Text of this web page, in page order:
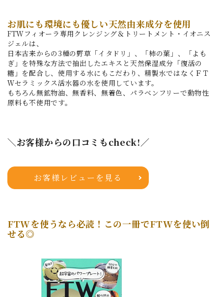
お肌にも環境にも優しい天然由来成分を使用
FTWフィオーラ専用クレンジング＆トリートメント・イオニス
ジェルは、
日本古来からの3種の野草「イタドリ」、「柿の葉」、「よも
ぎ」を特殊な方法で抽出したエキスと天然保湿成分「復活の
糖」を配合し、使用する水にもこだわり、精製水ではなくＦＴ
Ｗセラミックス活水器の水を使用しています。
もちろん無鉱物油、無香料、無着色、パラベンフリーで動物性
原料も不使用です。
＼お客様からの口コミもcheck!／
お客様レビューを見る
FTWを使うなら必読！この一冊でFTWを使い倒
せる◎